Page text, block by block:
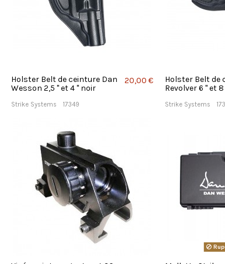
Holster Belt de ceinture Dan
Wesson 2,5 " et 4 " noir
Strike Systems 17349
20,00 €
Holster Belt de
Revolver 6 " et
Strike Systems